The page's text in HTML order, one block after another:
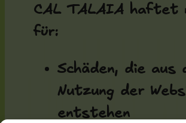
CAL TALAIA haftet
für:
Schäden, die aus
Nutzung der
entstehen